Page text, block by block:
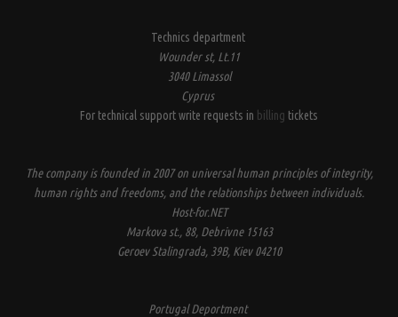
Technics department
Wounder st, Lt.11
3040 Limassol
Cyprus
For technical support write requests in billing tickets
The company is founded in 2007 on universal human principles of integrity,
human rights and freedoms, and the relationships between individuals.
Host-for.NET
Markova st., 88, Debrivne 15163
Geroev Stalingrada, 39B, Kiev 04210
Portugal Deportment